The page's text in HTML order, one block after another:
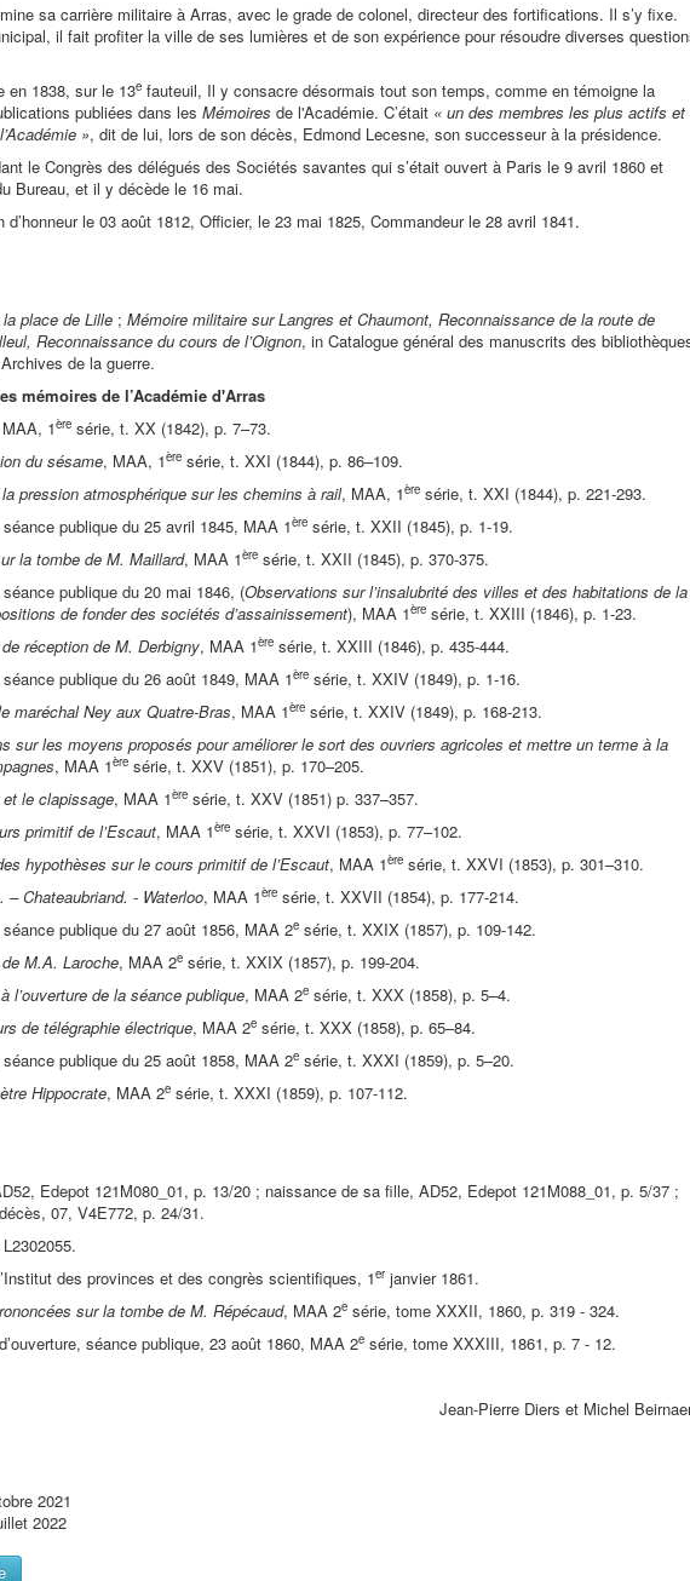
sa carrière militaire à Arras, avec le grade de colonel, directeur des fortifications. Il s’y fixe.
il fait profiter la ville de ses lumières et de son expérience pour résoudre diverses
en 1838, sur le 13e fauteuil, Il y consacre désormais tout son temps, comme en témoigne la
publiées dans les Mémoires de l'Académie. C’était « un des membres les plus actifs et
», dit de lui, lors de son décès, Edmond Lecesne, son successeur à la présidence.
le Congrès des délégués des Sociétés savantes qui s’était ouvert à Paris le 9 avril 1860 et
Bureau, et il y décède le 16 mai.
d’honneur le 03 août 1812, Officier, le 23 mai 1825, Commandeur le 28 avril 1841.
place de Lille ; Mémoire militaire sur Langres et Chaumont, Reconnaissance de la route de
Reconnaissance du cours de l’Oignon, in Catalogue général des manuscrits des
de la guerre.
mémoires de l’Académie d'Arras
1ère série, t. XX (1842), p. 7–73.
du sésame, MAA, 1ère série, t. XXI (1844), p. 86–109.
pression atmosphérique sur les chemins à rail, MAA, 1ère série, t. XXI (1844), p. 221-293.
séance publique du 25 avril 1845, MAA 1ère série, t. XXII (1845), p. 1-19.
la tombe de M. Maillard, MAA 1ère série, t. XXII (1845), p. 370-375.
séance publique du 20 mai 1846, (Observations sur l’insalubrité des villes et des habitations de la
de fonder des sociétés d’assainissement), MAA 1ère série, t. XXIII (1846), p. 1-23.
réception de M. Derbigny, MAA 1ère série, t. XXIII (1846), p. 435-444.
séance publique du 26 août 1849, MAA 1ère série, t. XXIV (1849), p. 1-16.
maréchal Ney aux Quatre-Bras, MAA 1ère série, t. XXIV (1849), p. 168-213.
sur les moyens proposés pour améliorer le sort des ouvriers agricoles et mettre un terme à la
, MAA 1ère série, t. XXV (1851), p. 170–205.
le clapissage, MAA 1ère série, t. XXV (1851) p. 337–357.
primitif de l’Escaut, MAA 1ère série, t. XXVI (1853), p. 77–102.
hypothèses sur le cours primitif de l’Escaut, MAA 1ère série, t. XXVI (1853), p. 301–310.
Chateaubriand. - Waterloo, MAA 1ère série, t. XXVII (1854), p. 177-214.
séance publique du 27 août 1856, MAA 2e série, t. XXIX (1857), p. 109-142.
M.A. Laroche, MAA 2e série, t. XXIX (1857), p. 199-204.
l’ouverture de la séance publique, MAA 2e série, t. XXX (1858), p. 5–4.
de télégraphie électrique, MAA 2e série, t. XXX (1858), p. 65–84.
séance publique du 25 août 1858, MAA 2e série, t. XXXI (1859), p. 5–20.
Hippocrate, MAA 2e série, t. XXXI (1859), p. 107-112.
Edepot 121M080_01, p. 13/20 ; naissance de sa fille, AD52, Edepot 121M088_01, p. 5/37 ;
07, V4E772, p. 24/31.
des provinces et des congrès scientifiques, 1er janvier 1861.
sur la tombe de M. Répécaud, MAA 2e série, tome XXXII, 1860, p. 319 - 324.
séance publique, 23 août 1860, MAA 2e série, tome XXXIII, 1861, p. 7 - 12.
Pierre Diers et Michel
2021
2022